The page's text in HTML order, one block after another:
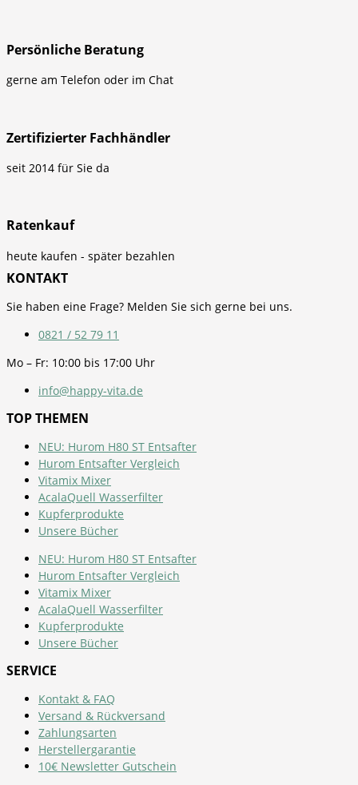
Persönliche Beratung
gerne am Telefon oder im Chat
Zertifizierter Fachhändler
seit 2014 für Sie da
Ratenkauf
heute kaufen - später bezahlen
KONTAKT
Sie haben eine Frage? Melden Sie sich gerne bei uns.
0821 / 52 79 11
Mo – Fr: 10:00 bis 17:00 Uhr
info@happy-vita.de
TOP THEMEN
NEU: Hurom H80 ST Entsafter
Hurom Entsafter Vergleich
Vitamix Mixer
AcalaQuell Wasserfilter
Kupferprodukte
Unsere Bücher
NEU: Hurom H80 ST Entsafter
Hurom Entsafter Vergleich
Vitamix Mixer
AcalaQuell Wasserfilter
Kupferprodukte
Unsere Bücher
SERVICE
Kontakt & FAQ
Versand & Rückversand
Zahlungsarten
Herstellergarantie
10€ Newsletter Gutschein